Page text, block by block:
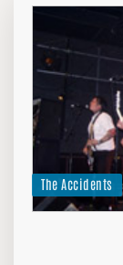
The Accidents